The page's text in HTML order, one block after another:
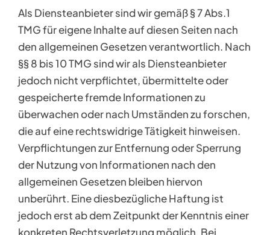
Als Diensteanbieter sind wir gemäß § 7 Abs.1
TMG für eigene Inhalte auf diesen Seiten nach
den allgemeinen Gesetzen verantwortlich. Nach
§§ 8 bis 10 TMG sind wir als Diensteanbieter
jedoch nicht verpflichtet, übermittelte oder
gespeicherte fremde Informationen zu
überwachen oder nach Umständen zu forschen,
die auf eine rechtswidrige Tätigkeit hinweisen.
Verpflichtungen zur Entfernung oder Sperrung
der Nutzung von Informationen nach den
allgemeinen Gesetzen bleiben hiervon
unberührt. Eine diesbezügliche Haftung ist
jedoch erst ab dem Zeitpunkt der Kenntnis einer
konkreten Rechtsverletzung möglich. Bei